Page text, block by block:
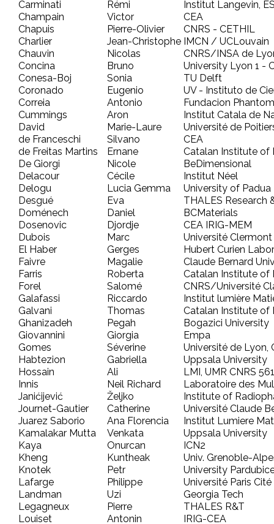
Carminati
Rémi
Institut Langevin,
Champain
Victor
CEA
Chapuis
Pierre-Olivier
CNRS - CETHIL
Charlier
Jean-Christophe IMCN / UCLouvain
Chauvin
Nicolas
CNRS/INSA de
Concina
Bruno
University Lyon 1 -
Conesa-Boj
Sonia
TU Delft
Coronado
Eugenio
UV - Instituto de
Correia
Antonio
Fundacion
Cummings
Aron
Institut Catala de
David
Marie-Laure
Université de
de Franceschi
Silvano
CEA
de Freitas Martins
Ernane
Catalan Institute of
De Giorgi
Nicole
BeDimensional
Delacour
Cécile
Institut Néel
Delogu
Lucia Gemma
University of Padua
Desgué
Eva
THALES Research
Doménech
Daniel
BCMaterials
Dosenovic
Djordje
CEA IRIG-MEM
Dubois
Marc
Université
El Haber
Gerges
Hubert Curien
Faivre
Magalie
Claude Bernard
Farris
Roberta
Catalan Institute of
Forel
Salomé
CNRS/Université
Galafassi
Riccardo
Institut lumière
Galvani
Thomas
Catalan Institute of
Ghanizadeh
Pegah
Bogazici University
Giovannini
Giorgia
Empa
Gomes
Séverine
Université de Lyon,
Habtezion
Gabriella
Uppsala University
Hossain
Ali
LMI, UMR CNRS
Innis
Neil Richard
Laboratoire des
Janićijević
Željko
Institute of
Journet-Gautier
Catherine
Université Claude
Juarez Saborio
Ana Florencia
Institut Lumiere
Kamalakar Mutta
Venkata
Uppsala University
Kaya
Onurcan
ICN2
Kheng
Kuntheak
Univ. Grenoble-
Knotek
Petr
University
Lafarge
Philippe
Université Paris Cité
Landman
Uzi
Georgia Tech
Legagneux
Pierre
THALES R&T
Louiset
Antonin
IRIG-CEA